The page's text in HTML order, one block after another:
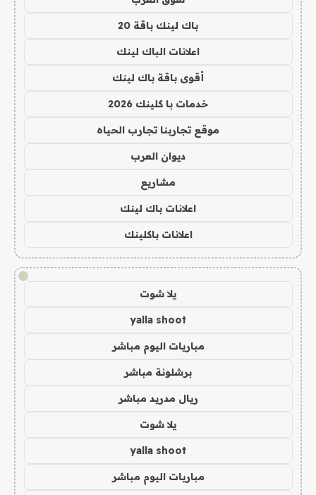
باك لينك باقة 20
اعلانات الباك لينك
أقوى باقة باك لينك
خدمات با كلينك 2026
موقع تجاربنا تجارب الحياه
ديوان العرب
مشاريع
اعلانات باك لينك
اعلانات باكلينك
!
يلا شوت
yalla shoot
مباريات اليوم مباشر
برشلونة مباشر
ريال مدريد مباشر
يلا شوت
yalla shoot
مباريات اليوم مباشر